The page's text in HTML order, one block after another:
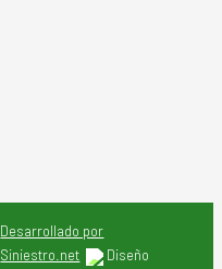
Desarrollado por
Siniestro.net
Diseño